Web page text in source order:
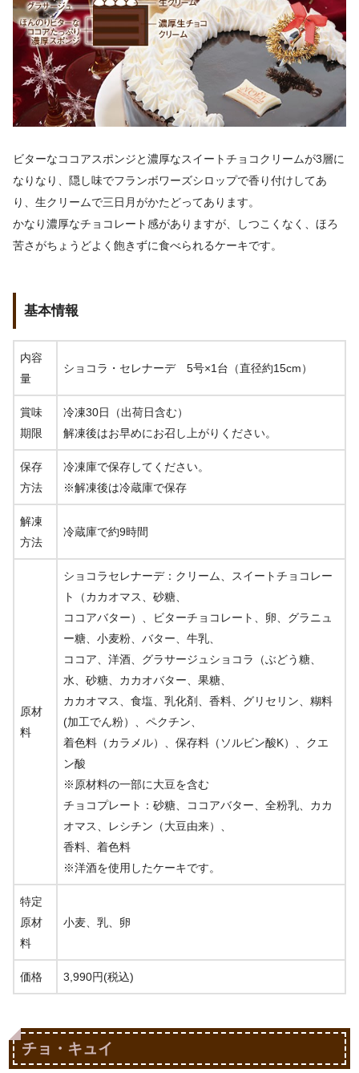
ビターなココアスポンジと濃厚なスイートチョコクリームが3層に
なりなり、隠し味でフランボワーズシロップで香り付けしてあ
り、生クリームで三日月がかたどってあります。
かなり濃厚なチョコレート感がありますが、しつこくなく、ほろ
苦さがちょうどよく飽きずに食べられるケーキです。
基本情報
内容
量
ショコラ・セレナーデ 5号×1台（直径約15cm）
賞味
期限
冷凍30日（出荷日含む）
解凍後はお早めにお召し上がりください。
保存
方法
冷凍庫で保存してください。
※解凍後は冷蔵庫で保存
解凍
方法
冷蔵庫で約9時間
原材
料
ショコラセレナーデ：クリーム、スイートチョコレー
ト（カカオマス、砂糖、
ココアバター）、ビターチョコレート、卵、グラニュ
ー糖、小麦粉、バター、牛乳、
ココア、洋酒、グラサージュショコラ（ぶどう糖、
水、砂糖、カカオバター、果糖、
カカオマス、食塩、乳化剤、香料、グリセリン、糊料
(加工でん粉）、ペクチン、
着色料（カラメル）、保存料（ソルビン酸K）、クエ
ン酸
※原材料の一部に大豆を含む
チョコプレート：砂糖、ココアバター、全粉乳、カカ
オマス、レシチン（大豆由来）、
香料、着色料
※洋酒を使用したケーキです。
特定
原材
料
小麦、乳、卵
価格 3,990円(税込)
チョ・キュイ